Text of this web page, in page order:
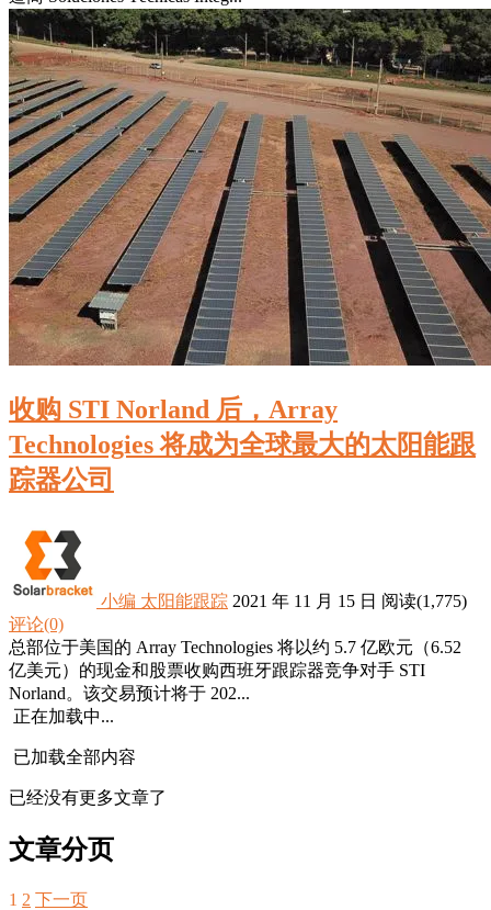
收购 STI Norland 后，Array
Technologies 将成为全球最大的太阳能跟
踪器公司
小编 太阳能跟踪 2021 年 11 月 15 日 阅读(1,775)
评论(0)
总部位于美国的 Array Technologies 将以约 5.7 亿欧元（6.52
亿美元）的现金和股票收购西班牙跟踪器竞争对手 STI
Norland。该交易预计将于 202...
正在加载中...
已加载全部内容
已经没有更多文章了
文章分页
1 2 下一页